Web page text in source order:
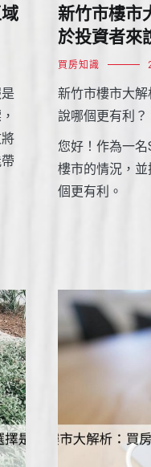
新竹市樓市
於投資者來
買房知識
新竹市樓市大
說哪個更有利？
您好！作為一
樓市的情況，
個更有利。